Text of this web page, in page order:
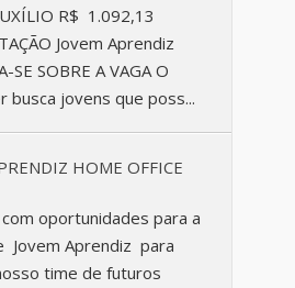
R$ 1.092,13
Jovem Aprendiz
SE SOBRE A VAGA O
busca jovens que poss...
HOME OFFICE
oportunidades para a
Jovem Aprendiz para
time de futuros